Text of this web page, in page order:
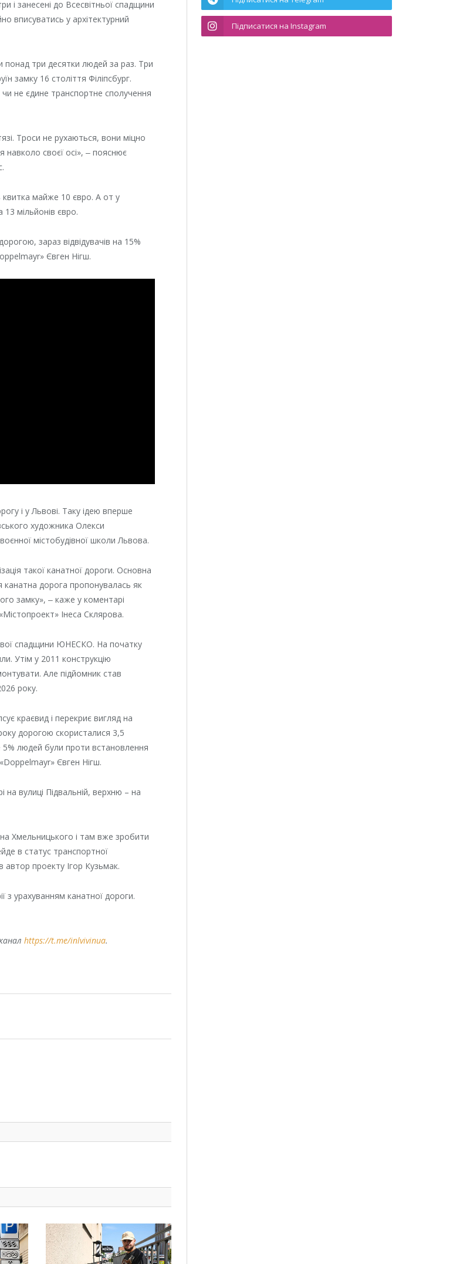
і занесені до Всесвітньої спадщини
вписуватись у архітектурний
понад три десятки людей за раз. Три
замку 16 століття Філіпсбург.
не єдине транспортне сполучення
Троси не рухаються, вони міцно
навколо своєї осі», ‒ пояснює
квитка майже 10 євро. А от у
мільйонів євро.
зараз відвідувачів на 15%
Євген Нігш.
і у Львові. Таку ідею вперше
художника Олекси
містобудівної школи Львова.
такої канатної дороги. Основна
канатна дорога пропонувалась як
замку», ‒ каже у коментарі
Інеса Склярова.
спадщини ЮНЕСКО. На початку
Утім у 2011 конструкцію
Але підйомник став
року.
краєвид і перекриє вигляд на
дорогою скористалися 3,5
людей були проти встановлення
Євген Нігш.
на вулиці Підвальній, верхню – на
Хмельницького і там вже зробити
в статус транспортної
автор проекту Ігор Кузьмак.
з урахуванням канатної дороги.
https://t.me/inlvivinua.
Підписатися на Instagram